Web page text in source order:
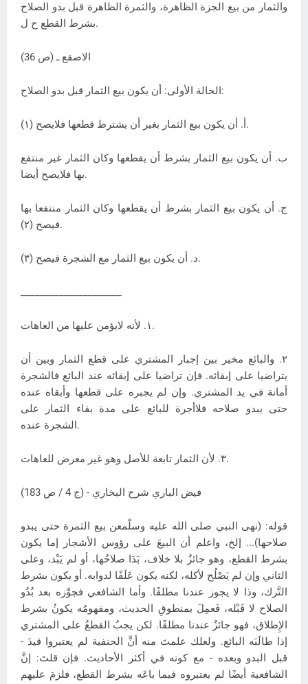
والثمار من بيع الجزة الظاهرة، والثمرة الظاهرة قبل بدو الصلاح
بشرط القطع ح ل.
الاصقع ـ (ص 36)
الحالة الأولى: أن يكون بيع الثمار قبل بدو الصلاح:
أ. أن يكون بيع الثمار بغير أن يشترط قطعها فلايصح (١).
ب. أن يكون بيع الثمار بشرط أن يقطعها وكان الثمار غير منتفع
بها فلايصح أيضا.
ج. أن يكون بيع الثمار بشرط أن يقطعها وكان الثمار منتفعا بها
فيصح (٢).
د. أن يكون بيع الثمار مع الشجرة فيصح (٣).
١. لأنه لايؤمن عليها من العاهات.
٢. والبائع مخير بين إجبار المشتري على قطع الثمار وبين أن
يتراضيا على إبقائه. فإن تراضيا على إبقائه عند البائع فالشجرة
أمانة في يد المشتري. وإن لم يجبره على قطعها وأبقاه عنده
حتى يبدو صلاحه فلاأجرة للبائع على مدة بقاء الثمار على
الشجرة عنده.
٣. لأن الثمار تابعة للأصل وهو غير معرض للعاهات.
فيض الباري شرح البخاري - (ج 4 / ص 183)
قوله: (نهى النبي صلى الله عليه وسلّمعن بيع الثمرة حتى يبدو
صلاحها)... إلخ، واعلم أن البيعَ على رؤوس الأشجار إما يكون
بشرط القطع، وهو جائزٌ بلا خلاف، بَدَا صلاحُها، أو لم يَبْد، وعلى
الثاني وإن لم يَصْلُح لأكله، لكنه يكون عَلَفًا لدوابه. أو يكون بشرط
التَّرك، وذا لا يجوز عندنا مطلقًا. وأما الشافعي فجوَّزه بعد بُدُو
الصلاح لا قَبْله، فَعمِلَ بمنطوقِ الحديث، ومفهومُه يكونُ بشرط
الإِطلاق، فهو جائزٌ عندنا مطلقًا. لكن يجبُ القطعُ على المشتري
إذا طالَبَه البائع. ولعلك علمتَ منه أنَّ الحنفية لم يعتبروا قيدَ -
قبل البدو وبعده - مع كونه في أكثر الأحاديث. فإن قلتَ: إنَّ
الشافعية أيضًا لم يعتبروه فيما باعَه بشرط القطع، فلزمَ عليهم